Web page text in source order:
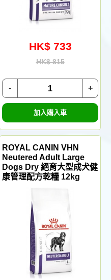
HK$ 733
HK$ 815
+
-
加入購入車
ROYAL CANIN VHN
Neutered Adult Large
Dogs Dry 絕育大型成犬健
康管理配方乾糧 12kg